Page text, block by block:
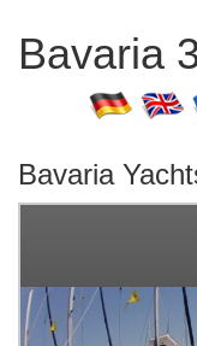
Bavaria
Bavaria